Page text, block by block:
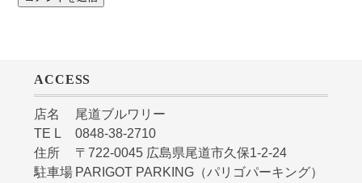
ACCESS
店名
尾道ブルワリー
TE L
0848-38-2710
住所
〒722-0045 広島県尾道市久保1-2-24
駐車場 PARIGOT PARKING（パリゴパーキング）